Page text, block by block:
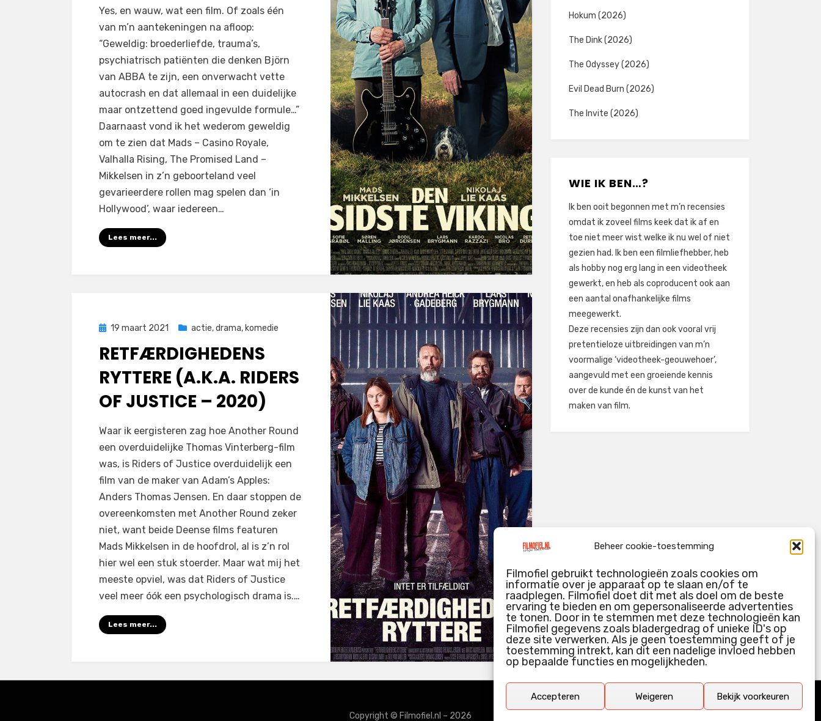
Beheer cookie-toestemming
Filmofiel gebruikt technologieën zoals cookies om
informatie over je apparaat op te slaan en/of te
raadplegen. Filmofiel doet dit met als doel om de beste
ervaring te bieden en om gepersonaliseerde advertenties
te tonen. Door in te stemmen met deze technologieën kan
Filmofiel gegevens zoals bladergedrag of unieke ID's op
deze site verwerken. Als je geen toestemming geeft of je
toestemming intrekt, kan dit een nadelige invloed hebben
op bepaalde functies en mogelijkheden.
Accepteren Weigeren Bekijk voorkeuren
door Filmofiel.nl
Yes, en wauw, wat een film. Of zoals één
van m’n aantekeningen na afloop:
“Geweldig: broederliefde, trauma’s,
psychiatrisch patiënten die denken Björn
van ABBA te zijn, een onverwacht vette
autocrash en dat allemaal in een duidelijke
maar ontzettend goed ingevulde formule…”
Daarnaast vond ik het wederom geweldig
om te zien dat Mads – Casino Royale,
Valhalla Rising, The Promised Land –
Mikkelsen in z’n geboorteland veel
gevarieerdere rollen mag spelen dan ‘in
Hollywood’, waar iedereen…
Lees meer...
Geplaatst
19 maart 2021 actie,drama, komedie
RETFÆRDIGHEDENS
RYTTERE (A.K.A. RIDERS
OF JUSTICE – 2020)
doorFilmofiel.nl
Waar ik eergisteren zag hoe Another Round
een overduidelijke Thomas Vinterberg-film
was, is Riders of Justice overduidelijk een
film van de maker van Adam’s Apples:
Anders Thomas Jensen. En daar stoppen de
overeenkomsten met Another Round zeker
niet, want beide Deense films featuren
Mads Mikkelsen in de hoofdrol, al is z’n rol
hier wel een stuk stoerder. Maar wat mij het
meeste opviel, was dat Riders of Justice
veel meer óók een psychologisch drama is.…
Lees meer...
Hokum (2026)
The Dink (2026)
The Odyssey (2026)
Evil Dead Burn (2026)
The Invite (2026)
WIE IK BEN…?
Ik ben ooit begonnen met m’n recensies
omdat ik zoveel films keek dat ik af en
toe niet meer wist welke ik nu wel of niet
gezien had. Ik ben een filmliefhebber, heb
als hobby nog erg lang in een videotheek
gewerkt, en heb als coproducent ook aan
een aantal onafhankelijke films
meegewerkt.
Deze recensies zijn dan ook vooral vrij
pretentieloze uitbreidingen van m’n
voormalige ‘videotheek-geouwehoer’,
aangevuld met een groeiende kennis
over de kunde én de kunst van het
maken van film.
Copyright © Filmofiel.nl – 2026